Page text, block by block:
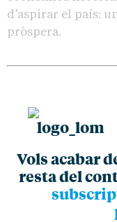
d’aspirar el país:
pròspera.
Vols acabar
resta del